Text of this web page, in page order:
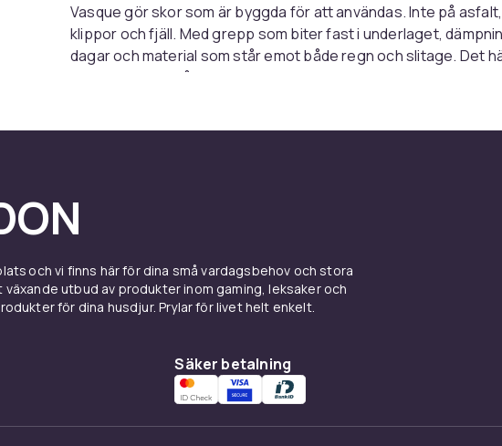
Vasque gör skor som är byggda för att användas. Inte på
klippor och fjäll. Med grepp som biter fast i underlaget,
dagar och material som står emot både regn och slitage. Det
behöver tänka på – för de gör sitt jobb i bakgrunden, varje steg.
Passform som håller hela
att kännas stela. Du kan gå längre, vila kortare och lita på att
kommer fram – hur lång vägen än varit.
För fjäll, skog och vardag med
Det fina med Vasque är att deras skor inte ber om tillstånd. Du
som på toppturen. I fjäll, skog och på stigar du inte ens visste
inte hur långt du går – utan att du går dit du vill.
Material som står emot väder
och vi finns här för dina små vardagsbehov och stora
utbud av produkter inom gaming, leksaker och
för dina husdjur. Prylar för livet helt enkelt.
Säker betalning